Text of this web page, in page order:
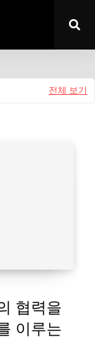
전체 보기
협력을
이루는